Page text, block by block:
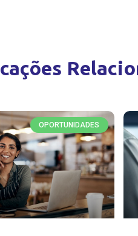
OPORTUNIDADES